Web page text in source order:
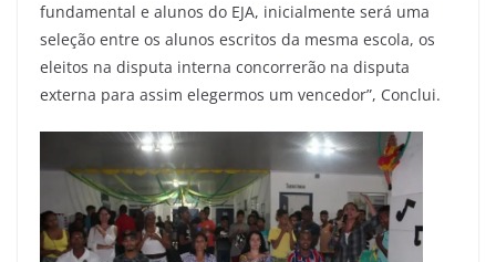
fundamental e alunos do EJA, inicialmente será uma
seleção entre os alunos escritos da mesma escola, os
eleitos na disputa interna concorrerão na disputa
externa para assim elegermos um vencedor”, Conclui.